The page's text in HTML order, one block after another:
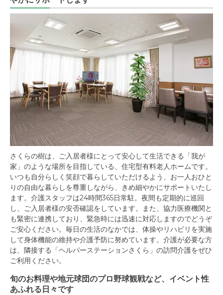
さくらの樹は、ご入居者様にとって安心して生活できる「我が
家」のような場所を目指している、住宅型有料老人ホームです。
いつも自分らしく笑顔で暮らしていただけるよう、お一人おひと
りの自由な暮らしを尊重しながら、きめ細やかにサポートいたし
ます。介護スタッフは24時間365日常駐。夜間も定期的に巡回
し、ご入居者様の安否確認をしています。また、協力医療機関と
も緊密に連携しており、緊急時には迅速に対応しますのでどうぞ
ご安心ください。毎日の生活のなかでは、体操やリハビリを実施
して身体機能の維持や介護予防に努めています。介護が必要な方
は、隣接する「ヘルパーステーションさくら」の訪問介護をぜひ
ご利用ください。
旬のお料理や地元球団のプロ野球観戦など、イベント性
あふれる日々です